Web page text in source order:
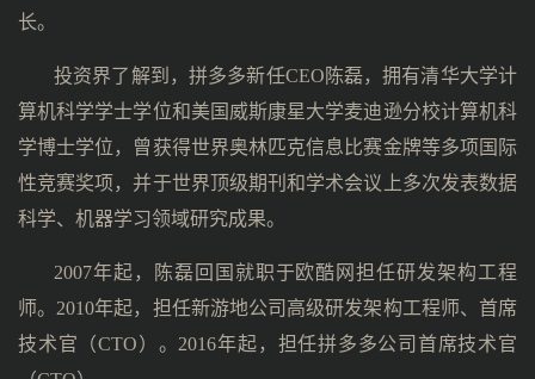
长。
投资界了解到，拼多多新任CEO陈磊，拥有清华大学计
算机科学学士学位和美国威斯康星大学麦迪逊分校计算机科
学博士学位，曾获得世界奥林匹克信息比赛金牌等多项国际
性竞赛奖项，并于世界顶级期刊和学术会议上多次发表数据
科学、机器学习领域研究成果。
2007年起，陈磊回国就职于欧酷网担任研发架构工程
师。2010年起，担任新游地公司高级研发架构工程师、首席
技术官（CTO）。2016年起，担任拼多多公司首席技术官